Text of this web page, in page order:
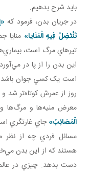
بايد شرح بدهيم.
در جريان بدن، فرمود که
تَنْتَضِلُ فِيهِ الْمَنَايا»
تيرهاي مرگ است،
اين بدن را از پا در
است يک کسي جوان باشد
روز از عمرش کوتاه‌تر
معرض منيه‌ها و مرگ‌ها
الْمَصَائِبُ»جاي غارتگري
مسائل فردي چه از نظر
هستند که از اين بدن
دست بدهد. چيزي در